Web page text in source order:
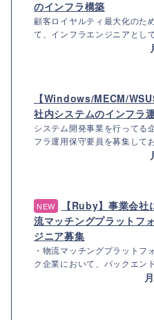
のインフラ構築
顧客ロイヤルティ最大化のた
て、インフラエンジニアとし
【Windows/MECM/
社内システムのインフラ
システム開発事業を行ってる
フラ運用保守要員を募集して
NEW
【Ruby】事業会
流マッチングプラットフ
ジニア募集
・物流マッチングプラットフ
ク企業において、バックエン